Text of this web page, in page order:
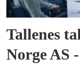
Tallenes
Norge AS